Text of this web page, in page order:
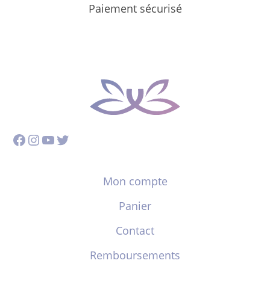
Paiement sécurisé
Facebook
Instagram
YouTube
Twitter
Mon compte
Panier
Contact
Remboursements